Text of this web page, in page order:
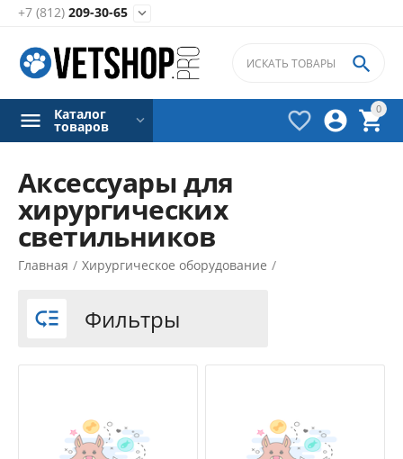
+7 (812) 209-30-65 
0




Каталог
товаров
Фильтры товаров
KaWe (Германия)
Аксессуары для
хирургических
светильников
Главная / Хирургическое оборудование /
 Фильтры